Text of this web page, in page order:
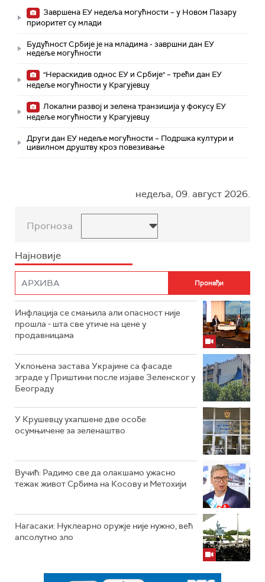
Завршена ЕУ недеља могућности – у Новом Пазару
приоритет су млади
Будућност Србије је на младима - завршни дан ЕУ
недеље могућности
"Нераскидив однос ЕУ и Србије" – трећи дан ЕУ
недеље могућности у Крагујевцу
Локални развој и зелена транзиција у фокусу ЕУ
недеље могућности у Крагујевцу
Други дан ЕУ недеље могућности – Подршка култури и
цивилном друштву кроз повезивање
недеља, 09. август 2026.
Прогноза
Најновије
Инфлација се смањила али опасност није
прошла - шта све утиче на цене у
продавницама
Уклоњена застава Украјине са фасаде
зграде у Приштини после изјаве Зеленског у
Београду
У Крушевцу ухапшене две особе
осумњичене за зеленаштво
Вучић: Радимо све да олакшамо ужасно
тежак живот Србима на Косову и Метохији
Нагасаки: Нуклеарно оружје није нужно, већ
апсолутно зло